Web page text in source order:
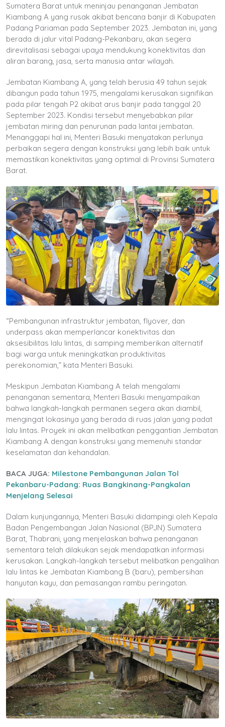
Sumatera Barat untuk meninjau penanganan Jembatan
Kiambang A yang rusak akibat bencana banjir di Kabupaten
Padang Pariaman pada September 2023. Jembatan ini, yang
berada di jalur vital Padang-Pekanbaru, akan segera
direvitalisasi sebagai upaya mendukung konektivitas dan
aliran barang, jasa, serta manusia antar wilayah.
Jembatan Kiambang A, yang telah berusia 49 tahun sejak
dibangun pada tahun 1975, mengalami kerusakan signifikan
pada pilar tengah P2 akibat arus banjir pada tanggal 20
September 2023. Kondisi tersebut menyebabkan pilar
jembatan miring dan penurunan pada lantai jembatan.
Menanggapi hal ini, Menteri Basuki menyatakan perlunya
perbaikan segera dengan konstruksi yang lebih baik untuk
memastikan konektivitas yang optimal di Provinsi Sumatera
Barat.
“Pembangunan infrastruktur jembatan, flyover, dan
underpass akan memperlancar konektivitas dan
aksesibilitas lalu lintas, di samping memberikan alternatif
bagi warga untuk meningkatkan produktivitas
perekonomian,” kata Menteri Basuki.
Meskipun Jembatan Kiambang A telah mengalami
penanganan sementara, Menteri Basuki menyampaikan
bahwa langkah-langkah permanen segera akan diambil,
mengingat lokasinya yang berada di ruas jalan yang padat
lalu lintas. Proyek ini akan melibatkan penggantian Jembatan
Kiambang A dengan konstruksi yang memenuhi standar
keselamatan dan kehandalan.
BACA JUGA: Milestone Pembangunan Jalan Tol
Pekanbaru-Padang: Ruas Bangkinang-Pangkalan
Menjelang Selesai
Dalam kunjungannya, Menteri Basuki didampingi oleh Kepala
Badan Pengembangan Jalan Nasional (BPJN) Sumatera
Barat, Thabrani, yang menjelaskan bahwa penanganan
sementara telah dilakukan sejak mendapatkan informasi
kerusakan. Langkah-langkah tersebut melibatkan pengalihan
lalu lintas ke Jembatan Kiambang B (baru), pembersihan
hanyutan kayu, dan pemasangan rambu peringatan.